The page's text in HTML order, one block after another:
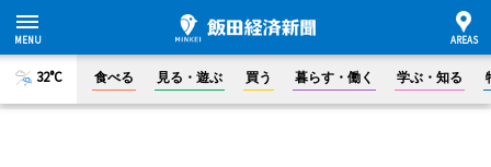
32°C 食べる 見る・遊ぶ 買う 暮らす・働く 学ぶ・知る